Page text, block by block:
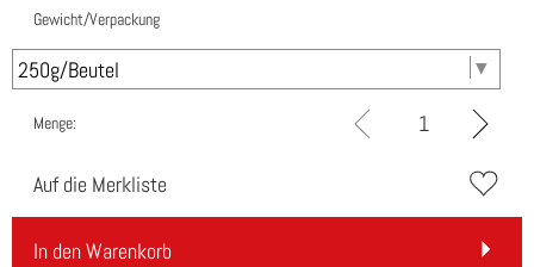
Gewicht/Verpackung
Menge:
Auf die Merkliste
In den Warenkorb